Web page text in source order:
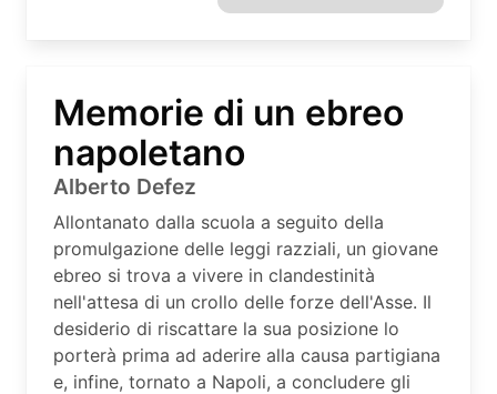
Memorie di un ebreo
napoletano
Alberto Defez
Allontanato dalla scuola a seguito della
promulgazione delle leggi razziali, un giovane
ebreo si trova a vivere in clandestinità
nell'attesa di un crollo delle forze dell'Asse. Il
desiderio di riscattare la sua posizione lo
porterà prima ad aderire alla causa partigiana
e, infine, tornato a Napoli, a concludere gli